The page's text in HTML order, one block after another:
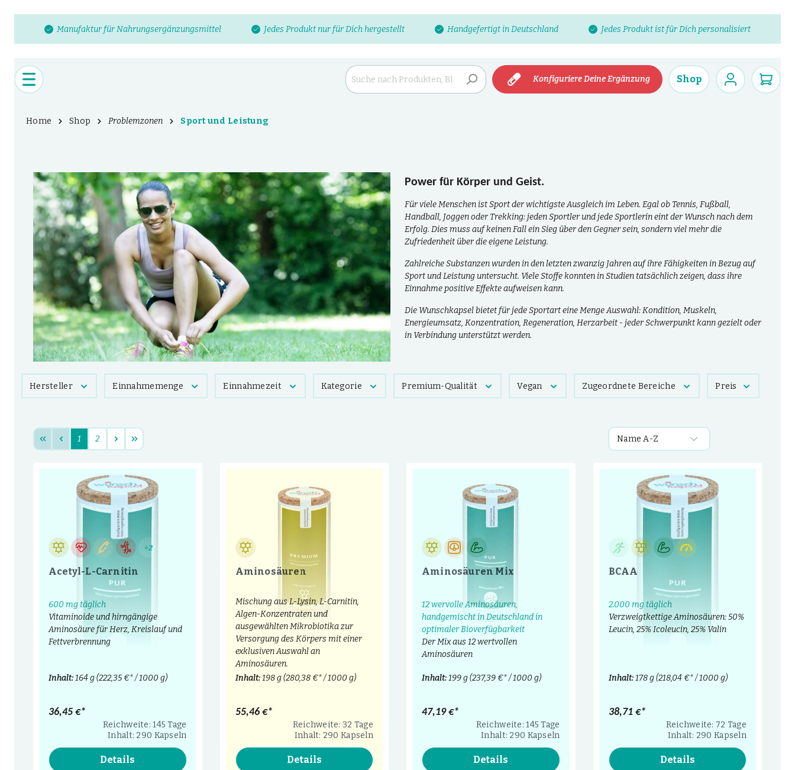
Manufaktur für Nahrungsergänzungsmittel Jedes Produkt nur für Dich hergestellt Handgefertigt in Deutschland Jedes Produkt ist für Dich personalisiert
Konfiguriere Deine Ergänzung Shop
Home Shop Problemzonen Sport und Leistung
Power für Körper und Geist.
Für viele Menschen ist Sport der wichtigste Ausgleich im Leben. Egal ob Tennis, Fußball,
Handball, Joggen oder Trekking: jeden Sportler und jede Sportlerin eint der Wunsch nach dem
Erfolg. Dies muss auf keinen Fall ein Sieg über den Gegner sein, sondern viel mehr die
Zufriedenheit über die eigene Leistung.
Zahlreiche Substanzen wurden in den letzten zwanzig Jahren auf ihre Fähigkeiten in Bezug auf
Sport und Leistung untersucht. Viele Stoffe konnten in Studien tatsächlich zeigen, dass ihre
Einnahme positive Effekte aufweisen kann.
Die Wunschkapsel bietet für jede Sportart eine Menge Auswahl: Kondition, Muskeln,
Energieumsatz, Konzentration, Regeneration, Herzarbeit - jeder Schwerpunkt kann gezielt oder
in Verbindung unterstützt werden.
Hersteller Einnahmemenge Einnahmezeit Kategorie Premium-Qualität Vegan Zugeordnete Bereiche Preis
1 2
+2
Acetyl-L-Carnitin
600 mg täglich
Vitaminoide und hirngängige
Aminosäure für Herz, Kreislauf und
Fettverbrennung
Inhalt:164 g(222,35 €* / 1000 g)
Reichweite: 145 Tage
Inhalt: 290 Kapseln
36,45 €*
Details
Aminosäuren
Mischung aus L-Lysin, L-Carnitin,
Algen-Konzentraten und
ausgewählten Mikrobiotika zur
Versorgung des Körpers mit einer
exklusiven Auswahl an
Aminosäuren.
Inhalt:198 g(280,38 €* / 1000 g)
Reichweite: 32 Tage
Inhalt: 290 Kapseln
55,46 €*
Details
Aminosäuren Mix
12 wervolle Aminosäuren,
handgemischt in Deutschland in
optimaler Bioverfügbarkeit
Der Mix aus 12 wertvollen
Aminosäuren
Inhalt:199 g(237,39 €* / 1000 g)
Reichweite: 145 Tage
Inhalt: 290 Kapseln
47,19 €*
Details
BCAA
2.000 mg täglich
Verzweigtkettige Aminosäuren: 50%
Leucin, 25% Icoleucin, 25% Valin
Inhalt:178 g(218,04 €* / 1000 g)
Reichweite: 72 Tage
Inhalt: 290 Kapseln
38,71 €*
Details